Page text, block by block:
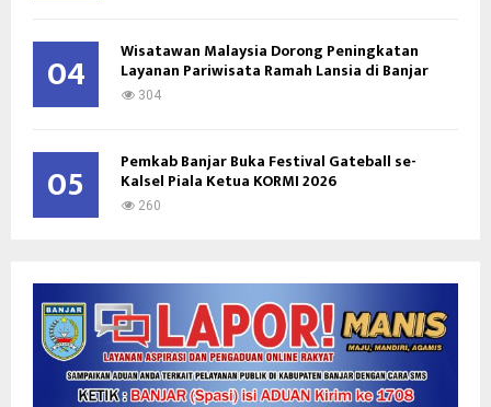
04 Wisatawan Malaysia Dorong Peningkatan
Layanan Pariwisata Ramah Lansia di Banjar
304
05 Pemkab Banjar Buka Festival Gateball se-
Kalsel Piala Ketua KORMI 2026
260